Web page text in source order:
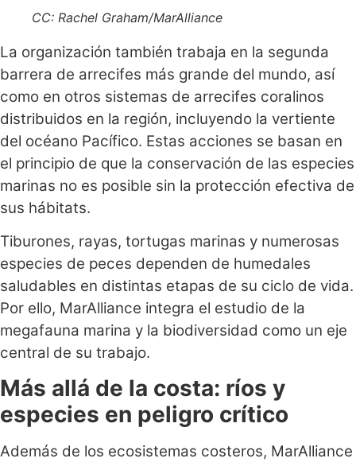
CC: Rachel Graham/MarAlliance
La organización también trabaja en la segunda
barrera de arrecifes más grande del mundo, así
como en otros sistemas de arrecifes coralinos
distribuidos en la región, incluyendo la vertiente
del océano Pacífico. Estas acciones se basan en
el principio de que la conservación de las especies
marinas no es posible sin la protección efectiva de
sus hábitats.
Tiburones, rayas, tortugas marinas y numerosas
especies de peces dependen de humedales
saludables en distintas etapas de su ciclo de vida.
Por ello, MarAlliance integra el estudio de la
megafauna marina y la biodiversidad como un eje
central de su trabajo.
Más allá de la costa: ríos y
especies en peligro crítico
Además de los ecosistemas costeros, MarAlliance